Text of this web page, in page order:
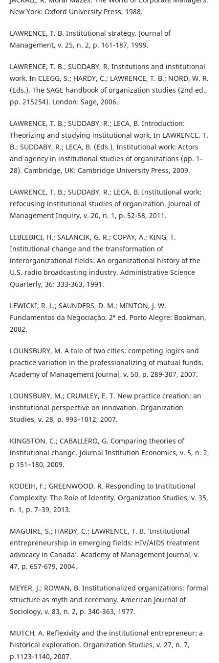
New York: Oxford University Press, 1988.
LAWRENCE, T. B. Institutional strategy. Journal of
Management, v. 25, n. 2, p. 161-187, 1999.
LAWRENCE, T. B.; SUDDABY, R. Institutions and institutional
work. In CLEGG, S.; HARDY, C.; LAWRENCE, T. B.; NORD, W. R.
(Eds.), The SAGE handbook of organization studies (2nd ed.,
pp. 215254). London: Sage, 2006.
LAWRENCE, T. B.; SUDDABY, R.; LECA, B. Introduction:
Theorizing and studying institutional work. In LAWRENCE, T.
B.; SUDDABY, R.; LECA, B. (Eds.), Institutional work: Actors
and agency in institutional studies of organizations (pp. 1–
28). Cambridge, UK: Cambridge University Press, 2009.
LAWRENCE, T. B.; SUDDABY, R.; LECA, B. Institutional work:
refocusing institutional studies of organization. Journal of
Management Inquiry, v. 20, n. 1, p. 52-58, 2011.
LEBLEBICI, H.; SALANCIK, G. R.; COPAY, A.; KING, T.
Institutional change and the transformation of
interorganizational fields: An organizational history of the
U.S. radio broadcasting industry. Administrative Science
Quarterly, 36: 333-363, 1991.
LEWICKI, R. L.; SAUNDERS, D. M.; MINTON, J. W.
Fundamentos da Negociação. 2ª ed. Porto Alegre: Bookman,
2002.
LOUNSBURY, M. A tale of two cities: competing logics and
practice variation in the professionalizing of mutual funds.
Academy of Management Journal, v. 50, p. 289-307, 2007.
LOUNSBURY, M.; CRUMLEY, E. T. New practice creation: an
institutional perspective on innovation. Organization
Studies, v. 28, p. 993–1012, 2007.
KINGSTON. C.; CABALLERO, G. Comparing theories of
institutional change. Journal Institution Economics, v. 5, n. 2,
p 151–180, 2009.
KODEIH, F.; GREENWOOD, R. Responding to Institutional
Complexity: The Role of Identity. Organization Studies, v. 35,
n. 1, p. 7–39, 2013.
MAGUIRE, S.; HARDY, C.; LAWRENCE, T. B. ‘Institutional
entrepreneurship in emerging fields: HIV/AIDS treatment
advocacy in Canada’. Academy of Management Journal, v.
47, p. 657-679, 2004.
MEYER, J.; ROWAN, B. Institutionalized organizations: formal
structure as myth and ceremony. American Journal of
Sociology, v. 83, n. 2, p. 340-363, 1977.
MUTCH, A. Reflexivity and the institutional entrepreneur: a
historical exploration. Organization Studies, v. 27, n. 7,
p.1123-1140, 2007.